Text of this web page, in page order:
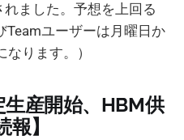
ました。予想を上回る
Teamユーザーは月曜日か
ります。）
産開始、HBM供
】